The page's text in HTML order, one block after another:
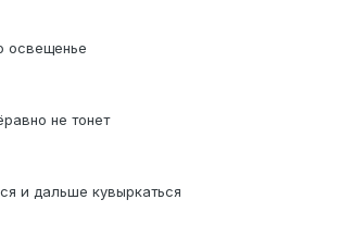
освещенье
не тонет
и дальше кувыркаться